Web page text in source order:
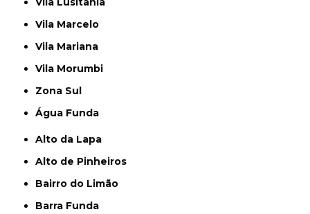
Vila Marcelo
Vila Mariana
Vila Morumbi
Zona Sul
Água Funda
Alto da Lapa
Alto de Pinheiros
Bairro do Limão
Barra Funda